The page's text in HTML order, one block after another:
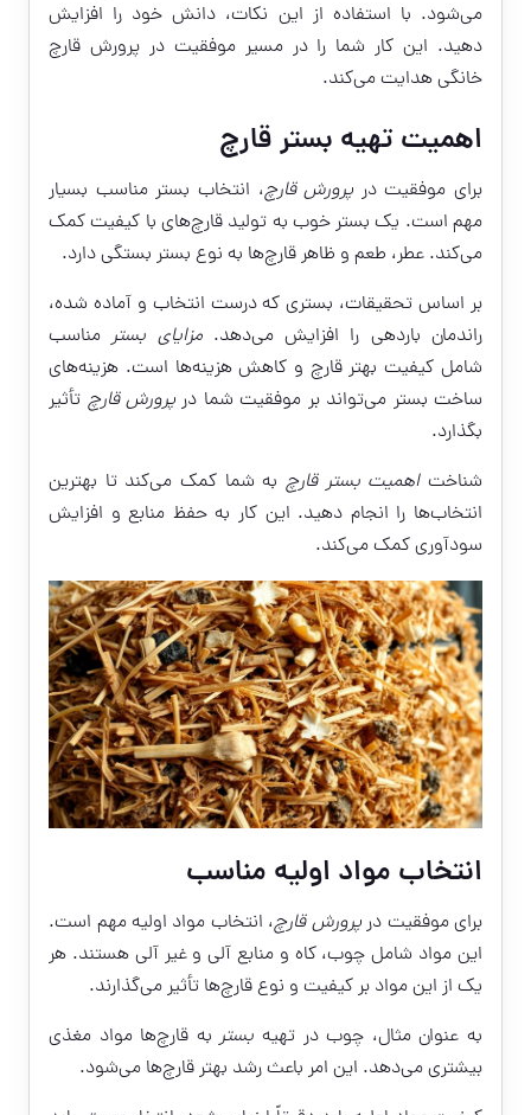
می‌شود. با استفاده از این نکات، دانش خود را افزایش
دهید. این کار شما را در مسیر موفقیت در پرورش قارچ
خانگی هدایت می‌کند.
اهمیت تهیه بستر قارچ
برای موفقیت در پرورش قارچ، انتخاب بستر مناسب بسیار
مهم است. یک بستر خوب به تولید قارچ‌های با کیفیت کمک
می‌کند. عطر، طعم و ظاهر قارچ‌ها به نوع بستر بستگی دارد.
بر اساس تحقیقات، بستری که درست انتخاب و آماده شده،
راندمان باردهی را افزایش می‌دهد.مزایای بسترمناسب
شامل کیفیت بهتر قارچ و کاهش هزینه‌ها است. هزینه‌های
ساخت بستر می‌تواند بر موفقیت شما درپرورش قارچ تأثیر
بگذارد.
شناختاهمیت بستر قارچ به شما کمک می‌کند تا بهترین
انتخاب‌ها را انجام دهید. این کار به حفظ منابع و افزایش
سودآوری کمک می‌کند.
انتخاب مواد اولیه مناسب
برای موفقیت درپرورش قارچ، انتخاب مواد اولیه مهم است.
این مواد شامل چوب، کاه و منابع آلی و غیر آلی هستند. هر
یک از این مواد بر کیفیت و نوع قارچ‌ها تأثیر می‌گذارند.
به عنوان مثال، چوب در تهیه بستربه قارچ‌ها مواد مغذی
بیشتری می‌دهد. این امر باعث رشد بهتر قارچ‌ها می‌شود.